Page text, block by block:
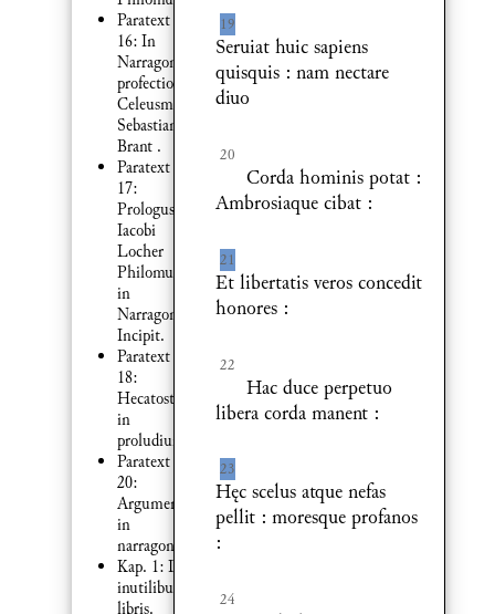
Paratext
16: In
Narragonicam
profectionem
Celeusma
Sebastiani
Brant .
Paratext
17:
Prologus
Iacobi
Locher
Philomusi :
in
Narragoniam
Incipit.
Paratext
18:
Hecatostichon
in
proludium
Paratext
20:
Argumentum
in
narragoniam
Kap. 1: De
inutilibus
libris.
19
Seruiat huic sapiens
quisquis : nam nectare
diuo
20
Corda hominis potat :
Ambrosiaque cibat :
21
Et libertatis veros concedit
honores :
22
Hac duce perpetuo
libera corda manent :
23
Hęc scelus atque nefas
pellit : moresque profanos
:
24